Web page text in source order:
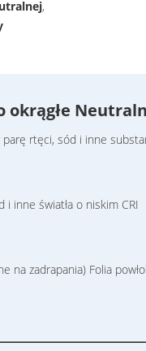
,
okrągłe
parę rtęci, sód i inne
i inne światła o niskim CRI
zadrapania) Folia